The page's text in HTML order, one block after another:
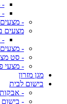
- 100% כותנה מיטה וחצי 120/200
-
-
מצעים
-
-
- סט
- מצעי
מגן מזרון
בישום לבית
-
-